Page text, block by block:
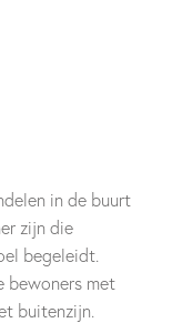
in de buurt
zijn die
begeleidt.
bewoners met
buitenzijn.